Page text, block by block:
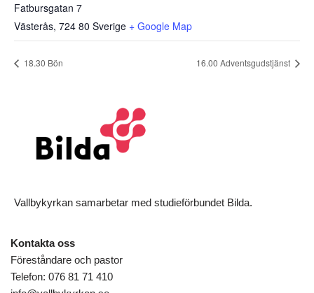
Fatbursgatan 7
Västerås, 724 80 Sverige + Google Map
18.30 Bön 16.00 Adventsgudstjänst
Vallbykyrkan samarbetar med studieförbundet Bilda.
Kontakta oss
Föreståndare och pastor
Telefon: 076 81 71 410